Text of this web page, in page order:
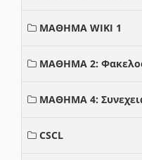
ΜΑΘΗΜΑ WIKI 1
ΜΑΘΗΜΑ 2:
ΜΑΘΗΜΑ 4:
CSCL